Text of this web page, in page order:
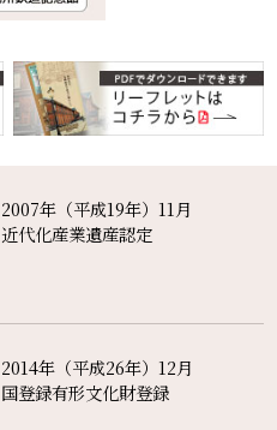
2007年（平成19年）11月
近代化産業遺産認定
2014年（平成26年）12月
国登録有形文化財登録